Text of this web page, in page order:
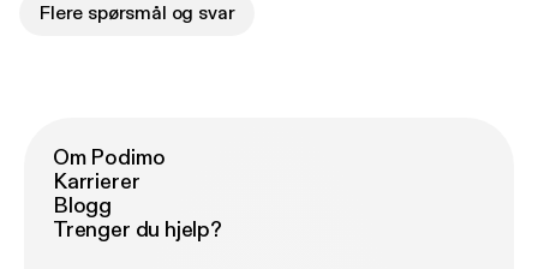
Flere spørsmål og svar
Om Podimo
Karrierer
Blogg
Trenger du hjelp?